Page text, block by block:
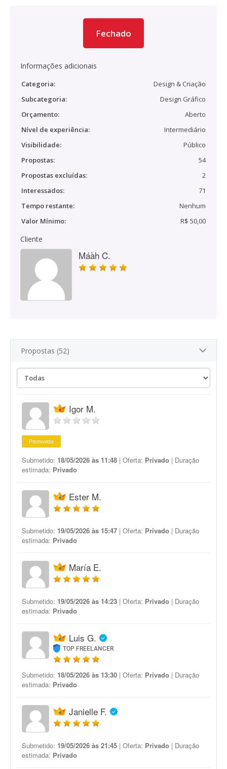
Fechado
Informações adicionais
Categoria:
Design & Criação
Subcategoria:
Design Gráfico
Orçamento:
Aberto
Nível de experiência:
Intermediário
Visibilidade:
Público
Propostas:
54
Propostas excluídas:
2
Interessados:
71
Tempo restante:
Nenhum
Valor Mínimo:
R$ 50,00
Cliente
Máàh C.
Propostas (52)
Igor M.
Promovida
Submetido: 18/05/2026 às 11:48 | Oferta: Privado | Duração
estimada: Privado
Ester M.
Submetido: 19/05/2026 às 15:47 | Oferta: Privado | Duração
estimada: Privado
María E.
Submetido: 19/05/2026 às 14:23 | Oferta: Privado | Duração
estimada: Privado
Luis G.
TOP FREELANCER
Submetido: 18/05/2026 às 13:30 | Oferta: Privado | Duração
estimada: Privado
Janielle F.
Submetido: 19/05/2026 às 21:45 | Oferta: Privado | Duração
estimada: Privado